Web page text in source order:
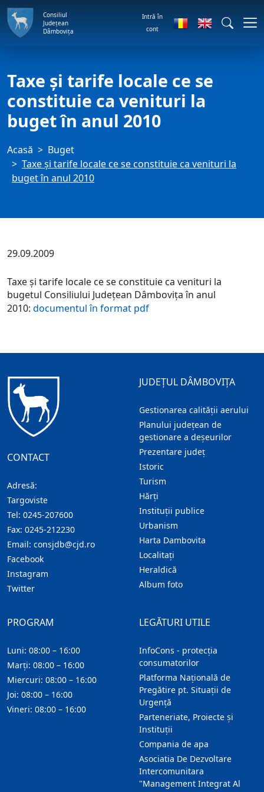
Consiliul
Județean
Dâmbovița
Intră în
cont
Taxe şi tarife locale ce se
constituie ca venituri la
buget în anul 2010
Acasă
Buget
Taxe şi tarife locale ce se constituie ca venituri la
buget în anul 2010
29.09.2009
Taxe şi tarife locale ce se constituie ca venituri la
bugetul Consiliului Judeţean Dâmboviţa în anul
2010: documentul în format pdf
CONTACT
Adresă:
Targoviste
Tel: 0245-207600
Fax: 0245-212230
Email: consjdb@cjd.ro
Facebook
Instagram
Twitter
JUDEȚUL DÂMBOVIȚA
Gestionarea calității aerului
Planului județean de
gestionare a deșeurilor
Prezentare judeţ
Istoric
Turism
Hărţi
Instituţii publice
Urbanism
Harta Dambovita
Localitaţi
Heraldică
Album foto
LEGĂTURI UTILE
InfoCons - protecția
consumatorilor
Platforma Națională de
Pregătire pt. Situații de
Urgență
Parteneriate, Proiecte și
Instituții
Compania de apa
Asociatia De Dezvoltare
Intercomunitara
"Management Integrat Al
PROGRAM
Luni: 08:00 – 16:00
Marți: 08:00 – 16:00
Miercuri: 08:00 – 16:00
Joi: 08:00 – 16:00
Vineri: 08:00 – 16:00